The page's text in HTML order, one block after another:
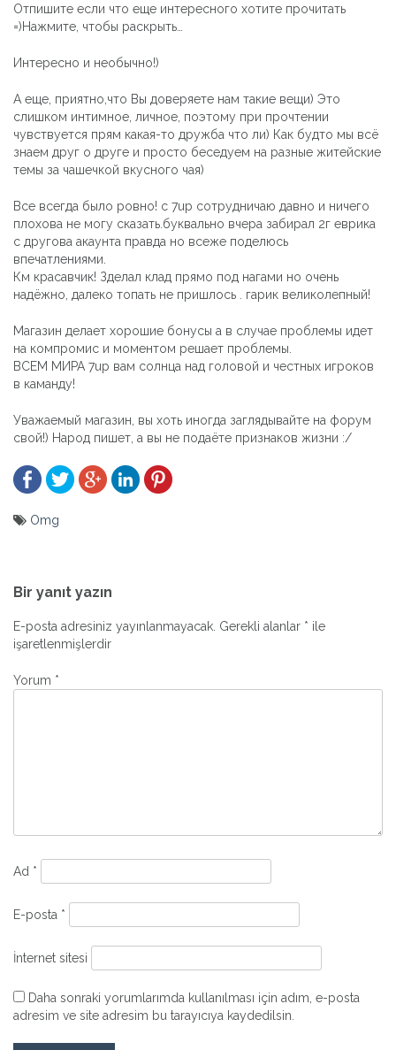
Отпишите если что еще интересного хотите прочитать
=)Нажмите, чтобы раскрыть…
Интересно и необычно!)
А еще, приятно,что Вы доверяете нам такие вещи) Это
слишком интимное, личное, поэтому при прочтении
чувствуется прям какая-то дружба что ли) Как будто мы всё
знаем друг о друге и просто беседуем на разные житейские
темы за чашечкой вкусного чая)
Все всегда было ровно! с 7up сотрудничаю давно и ничего
плохова не могу сказать.буквально вчера забирал 2г еврика
с другова акаунта правда но всеже поделюсь
впечатлениями.
Км красавчик! Зделал клад прямо под нагами но очень
надёжно, далеко топать не пришлось . гарик великолепный!
Магазин делает хорошие бонусы а в случае проблемы идет
на компромис и моментом решает проблемы.
ВСЕМ МИРА 7up вам солнца над головой и честных игроков
в каманду!
Уважаемый магазин, вы хоть иногда заглядывайте на форум
свой!) Народ пишет, а вы не подаёте признаков жизни :/
Omg
gezinmesi
Bir yanıt yazın
E-posta adresiniz yayınlanmayacak. Gerekli alanlar * ile
işaretlenmişlerdir
Yorum *
Ad *
E-posta *
İnternet sitesi
Daha sonraki yorumlarımda kullanılması için adım, e-posta
adresim ve site adresim bu tarayıcıya kaydedilsin.